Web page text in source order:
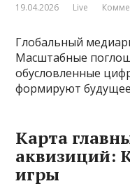
19.04.2026 Live
Глобальный
Масштабные
обусловленные
формируют
Карта
аквизиций:
игры